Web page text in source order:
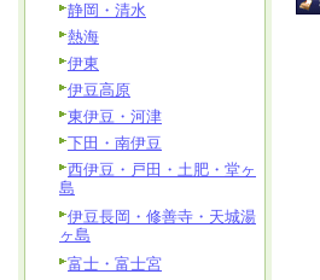
静岡・清水
熱海
伊東
伊豆高原
東伊豆・河津
下田・南伊豆
西伊豆・戸田・土肥・堂ヶ
島
伊豆長岡・修善寺・天城湯
ヶ島
富士・富士宮